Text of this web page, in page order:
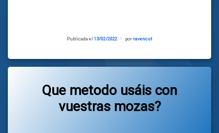
Publicada el 13/02/2022
Actualizado
por ravencut
Que metodo usáis con
vuestras mozas?